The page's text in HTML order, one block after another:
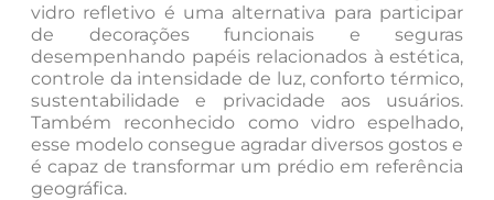
vidro refletivo é uma alternativa para participar
de decorações funcionais e seguras
desempenhando papéis relacionados à estética,
controle da intensidade de luz, conforto térmico,
sustentabilidade e privacidade aos usuários.
Também reconhecido como vidro espelhado,
esse modelo consegue agradar diversos gostos e
é capaz de transformar um prédio em referência
geográfica.